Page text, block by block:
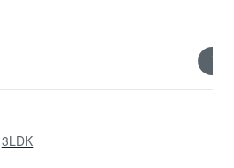
1 / 0
3LDK